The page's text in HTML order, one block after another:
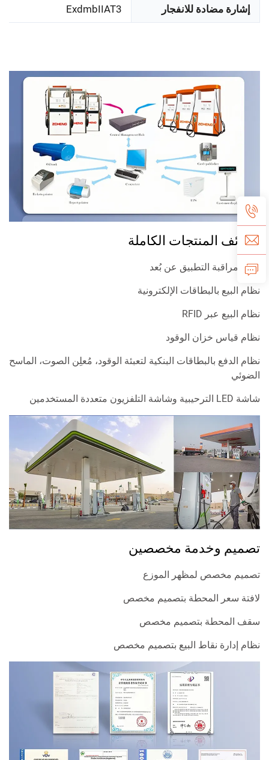
إشارة مضادة للانفجار ExdmbIIAT3
وظائف المنتجات الكاملة
نظام مراقبة التطبيق عن بُعد
نظام البيع بالبطاقات الإلكترونية
نظام البيع عبر RFID
نظام قياس خزان الوقود
نظام الدفع بالبطاقات البنكية لتعبئة الوقود، مُعلِن الصوت، الماسح
الضوئي
شاشة LED الترحيبية وشاشة التلفزيون متعددة المستخدمين
تصميم وخدمة مخصصين
تصميم مخصص لمظهر الموزع
لافتة سعر المحطة بتصميم مخصص
سقف المحطة بتصميم مخصص
نظام إدارة نقاط البيع بتصميم مخصص